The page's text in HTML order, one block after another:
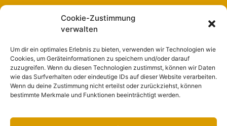
Cookie-Zustimmung
verwalten
Um dir ein optimales Erlebnis zu bieten, verwenden wir Technologien wie
Cookies, um Geräteinformationen zu speichern und/oder darauf
zuzugreifen. Wenn du diesen Technologien zustimmst, können wir Daten
wie das Surfverhalten oder eindeutige IDs auf dieser Website verarbeiten.
Wenn du deine Zustimmung nicht erteilst oder zurückziehst, können
bestimmte Merkmale und Funktionen beeinträchtigt werden.
Navigation
Start
Nutzungsbedingungen
Abo